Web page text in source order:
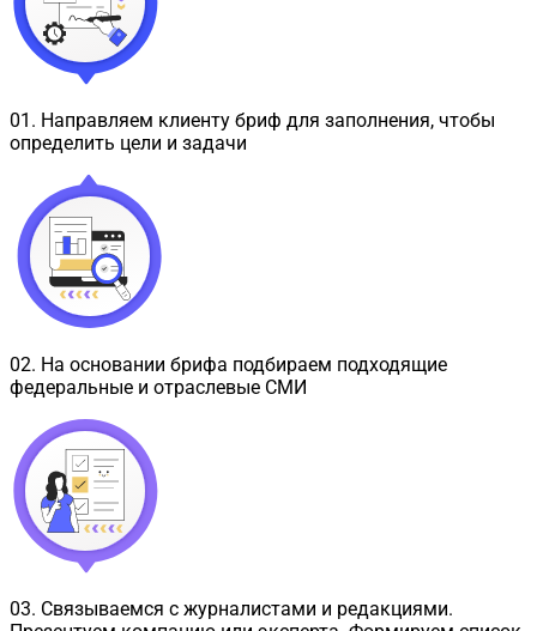
01 . Направляем клиенту бриф для заполнения, чтобы
определить цели и задачи
02. На основании брифа подбираем подходящие
федеральные и отраслевые СМИ
03. Связываемся с журналистами и редакциями.